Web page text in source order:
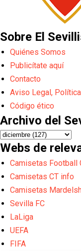
Sobre El
Quiénes Somos
Publicítate aquí
Contacto
Aviso Legal,
Código ético
Archivo del
Webs de
Camisetas Football
Camisetas CT info
Camisetas
Sevilla FC
LaLiga
UEFA
FIFA